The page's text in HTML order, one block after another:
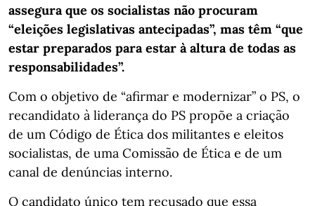
assegura que os socialistas não procuram
“eleições legislativas antecipadas”, mas têm “que
estar preparados para estar à altura de todas as
responsabilidades”.
Com o objetivo de “afirmar e modernizar” o PS, o
recandidato à liderança do PS propõe a criação
de um Código de Ética dos militantes e eleitos
socialistas, de uma Comissão de Ética e de um
canal de denúncias interno.
O candidato único tem recusado que essa